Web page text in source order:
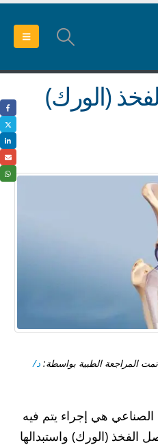
(الورك)
د/
هي إجراء يتم فيه
الفخذ (الورك) واستبدالها